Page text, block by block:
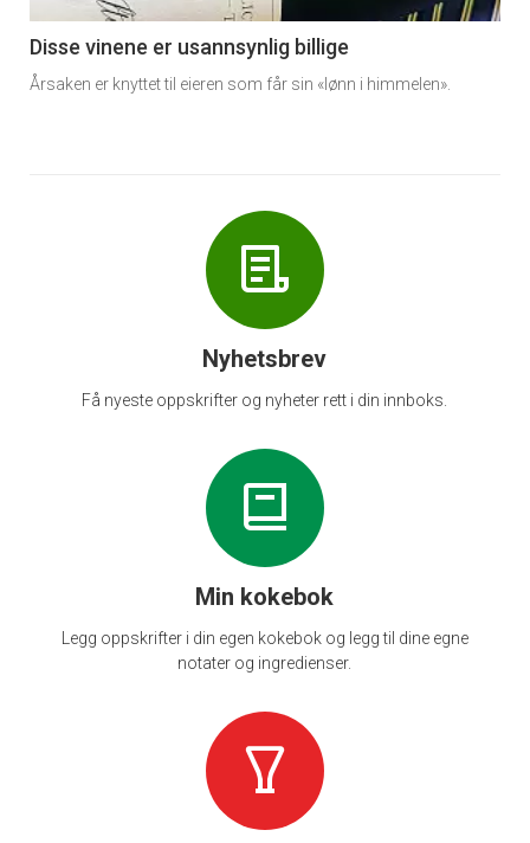
6
Disse vinene er usannsynlig billige
Årsaken er knyttet til eieren som får sin «lønn i himmelen».
Nyhetsbrev
Få nyeste oppskrifter og nyheter rett i din innboks.
Min kokebok
Legg oppskrifter i din egen kokebok og legg til dine egne
notater og ingredienser.